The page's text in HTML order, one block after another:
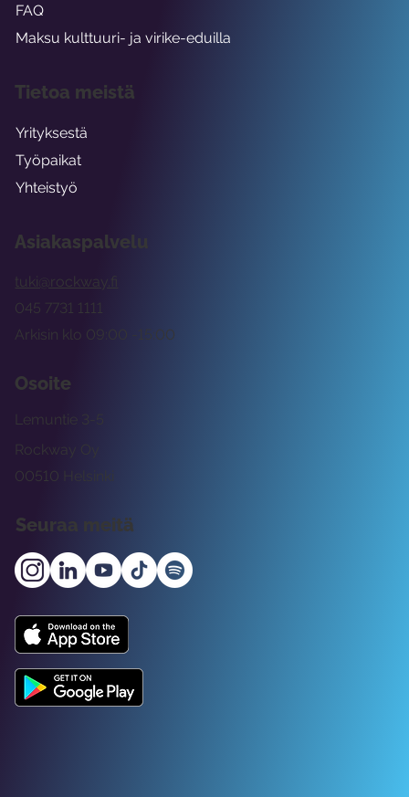
Asiakaspalvelu
tuki@rockway.fi
Arkisin klo 09:00 -15:00
045 7731 1111
Osoite
Rockway Oy
Lemuntie 3-5
00510 Helsinki
Seuraa meitä
FAQ
Maksu kulttuuri- ja virike-eduilla
Tietoa meistä
Yrityksestä
Työpaikat
Yhteistyö